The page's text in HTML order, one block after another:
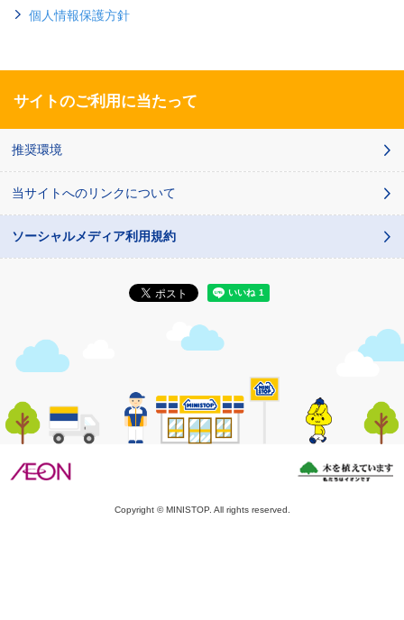
個人情報保護方針
サイトのご利用に当たって
推奨環境
当サイトへのリンクについて
ソーシャルメディア利用規約
Copyright © MINISTOP. All rights reserved.